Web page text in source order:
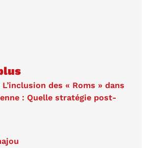
L’inclusion des « Roms » dans
: Quelle stratégie post-